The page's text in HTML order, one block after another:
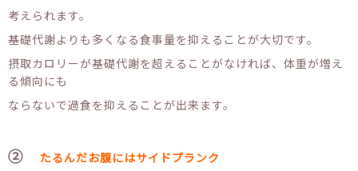
考えられます。
基礎代謝よりも多くなる食事量を抑えることが大切です。
摂取カロリーが基礎代謝を超えることがなければ、体重が増え
る傾向にも
ならないで過食を抑えることが出来ます。
② たるんだお腹にはサイドプランク